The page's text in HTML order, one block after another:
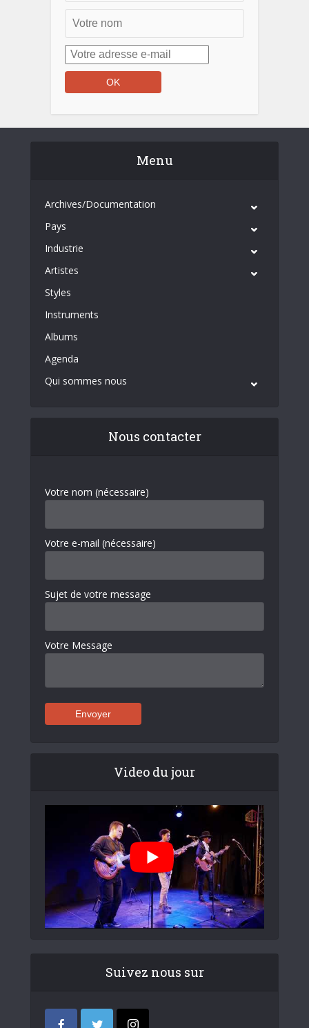
Menu
Archives/Documentation
Pays
Industrie
Artistes
Styles
Instruments
Albums
Agenda
Qui sommes nous
Nous contacter
Votre nom (nécessaire)
Votre e-mail (nécessaire)
Sujet de votre message
Votre Message
Video du jour
Suivez nous sur